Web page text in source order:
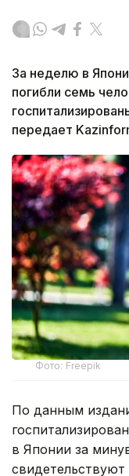
За неделю в
погибли семь
передает
Фото: Freepik
По данным
в Японии за